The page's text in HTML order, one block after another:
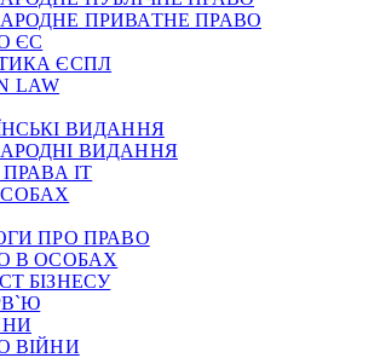
ПРИВАТНЕ ПРАВО
ЄС
ЄСПЛ
LAW
ВИДАННЯ
ВИДАННЯ
ІТ
ПРО ПРАВО
В ОСОБАХ
БІЗНЕСУ
ВІЙНИ